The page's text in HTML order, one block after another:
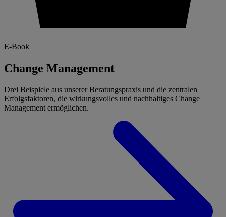
E-Book
Change Management
Drei Beispiele aus unserer Beratungspraxis und die zentralen
Erfolgsfaktoren, die wirkungsvolles und nachhaltiges Change
Management ermöglichen.